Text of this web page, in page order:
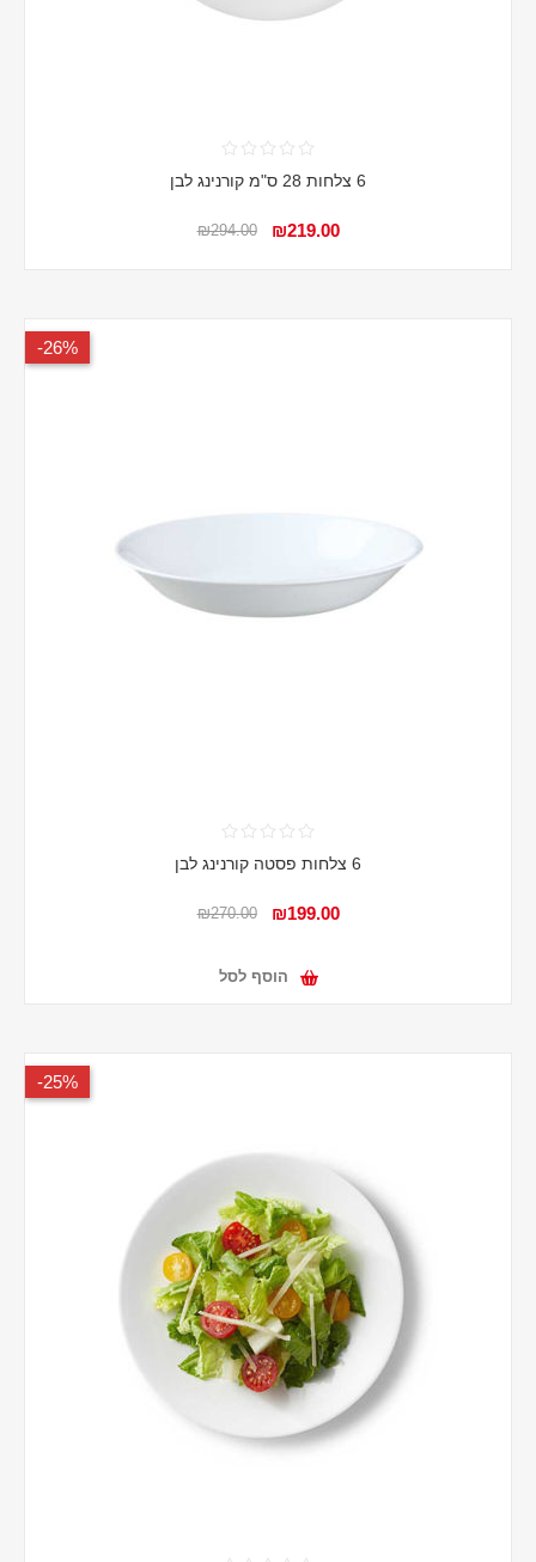
6 צלחות 28 ס"מ קורנינג לבן
₪219.00
₪294.00
26%-
6 צלחות פסטה קורנינג לבן
₪199.00
₪270.00
הוסף לסל
25%-